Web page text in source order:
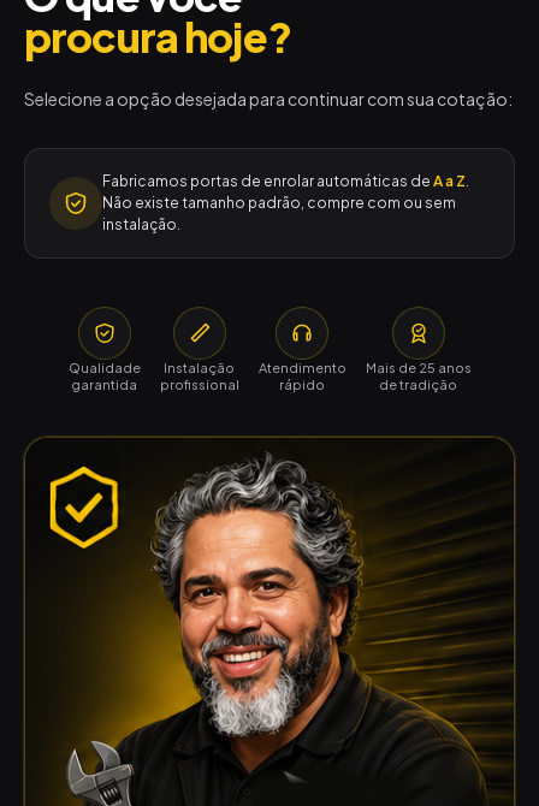
procura hoje?
Selecione a opção desejada para continuar com sua cotação:
Fabricamos portas de enrolar automáticas de A a Z.
Não existe tamanho padrão, compre com ou sem
instalação.
Qualidade
garantida
Instalação
profissional
Atendimento
rápido
Mais de 25 anos
de tradição